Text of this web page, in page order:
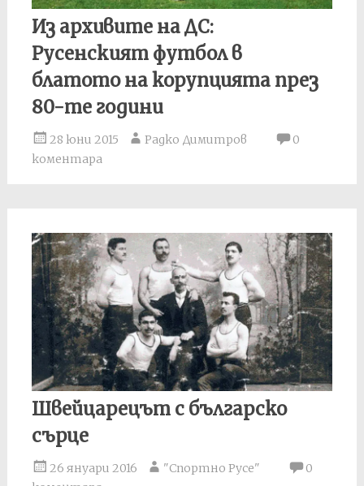
Из архивите на ДС:
Русенският футбол в
блатото на корупцията през
80-те години
28 юни 2015 Радко Димитров
0
коментара
Швейцарецът с българско
сърце
26 януари 2016 "Спортно Русе"
0